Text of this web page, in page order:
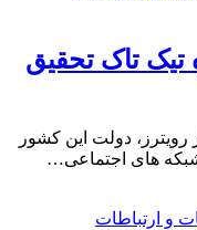
تیک تاک تحقیق
دولت این کشور
های اجتماعی…
و ارتباطات